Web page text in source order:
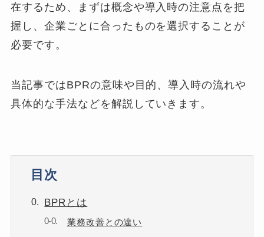
在するため、まずは概念や導入時の注意点を把
握し、企業ごとに合ったものを選択することが
必要です。
当記事ではBPRの意味や目的、導入時の流れや
具体的な手法などを解説していきます。
目次
BPRとは
業務改善との違い